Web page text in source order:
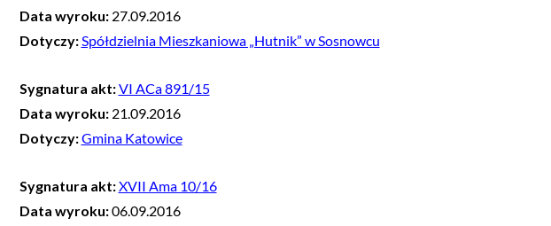
Data wyroku: 27.09.2016
Dotyczy:Spółdzielnia Mieszkaniowa „Hutnik” w Sosnowcu
Sygnatura akt:VI ACa 891/15
Data wyroku: 21.09.2016
Dotyczy:Gmina Katowice
Sygnatura akt:XVII Ama 10/16
Data wyroku:06.09.2016